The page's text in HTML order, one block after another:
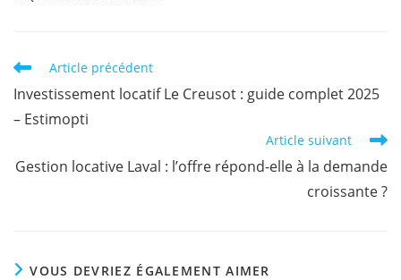
Article précédent
Investissement locatif Le Creusot : guide complet 2025
– Estimopti
Article suivant
Gestion locative Laval : l’offre répond-elle à la demande
croissante ?
VOUS DEVRIEZ ÉGALEMENT AIMER